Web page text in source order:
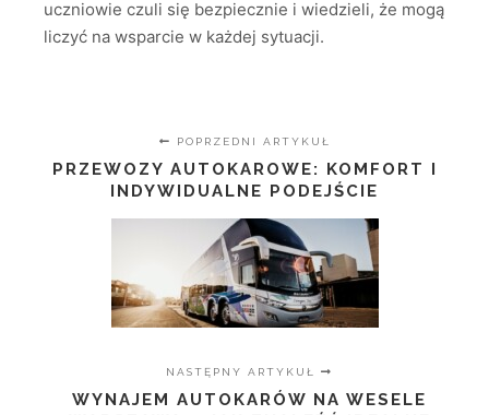
uczniowie czuli się bezpiecznie i wiedzieli, że mogą
liczyć na wsparcie w każdej sytuacji.
POPRZEDNI ARTYKUŁ
PRZEWOZY AUTOKAROWE: KOMFORT I
INDYWIDUALNE PODEJŚCIE
NASTĘPNY ARTYKUŁ
WYNAJEM AUTOKARÓW NA WESELE